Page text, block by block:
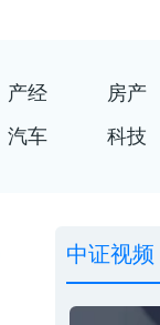
产经 房产
汽车 科技
中证视频